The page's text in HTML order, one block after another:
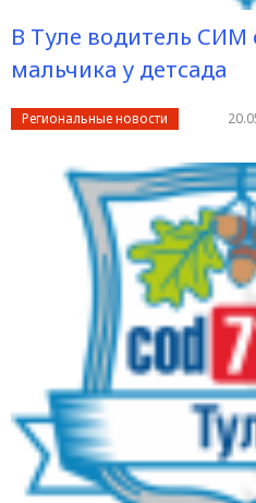
В Туле водитель СИМ
мальчика у детсада
Региональные новости